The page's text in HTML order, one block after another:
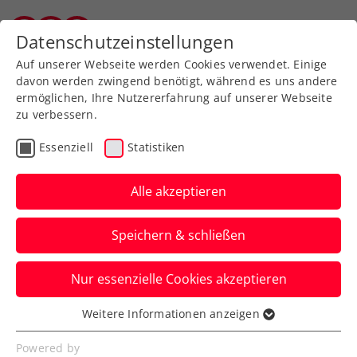
Zurück zur Newsübersicht
Turniere
Road to Erste Bank Open:
Qualifikationsturniere
anmelden
Nach erfolgreicher Premiere 2024 kehrt
das „Champions of Vienna“-Minicourt-
Turnier zurück – aber noch größer!
Datenschutzeinstellungen
Auf unserer Webseite werden Cookies verwendet. Einige
davon werden zwingend benötigt, während es uns andere
ermöglichen, Ihre Nutzererfahrung auf unserer Webseite
zu verbessern.
Essenziell Statistiken
Alle akzeptieren
Speichern & schließen
Nur essenzielle Cookies akzeptieren
Essenziell
Essenzielle Cookies werden für grundlegende
Weitere Informationen anzeigen
Powered by